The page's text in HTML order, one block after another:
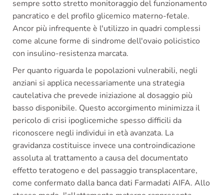
sempre sotto stretto monitoraggio del funzionamento
pancratico e del profilo glicemico materno-fetale.
Ancor più infrequente è l'utilizzo in quadri complessi
come alcune forme di sindrome dell'ovaio policistico
con insulino-resistenza marcata.
Per quanto riguarda le popolazioni vulnerabili, negli
anziani si applica necessariamente una strategia
cautelativa che prevede iniziazione al dosaggio più
basso disponibile. Questo accorgimento minimizza il
pericolo di crisi ipoglicemiche spesso difficili da
riconoscere negli individui in età avanzata. La
gravidanza costituisce invece una controindicazione
assoluta al trattamento a causa del documentato
effetto teratogeno e del passaggio transplacentare,
come confermato dalla banca dati Farmadati AIFA. Allo